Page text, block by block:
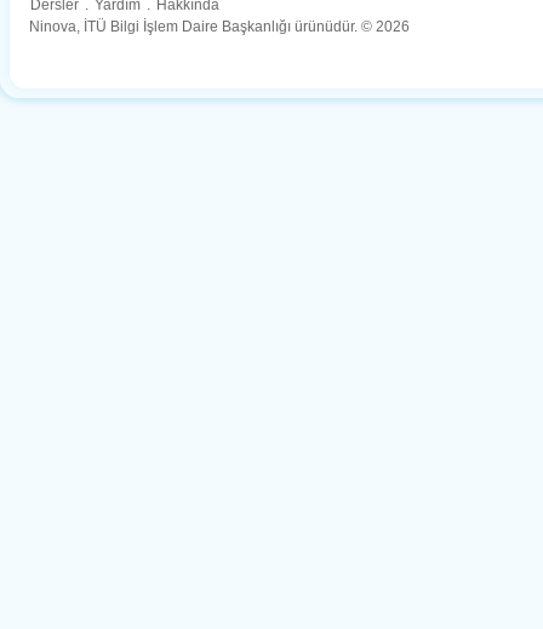
Dersler . Yardım . Hakkında
Ninova, İTÜ Bilgi İşlem Daire Başkanlığı ürünüdür. © 2026